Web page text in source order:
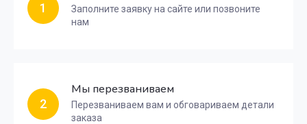
1
Заполните заявку на сайте или позвоните
нам
2
Мы перезваниваем
Перезваниваем вам и обговариваем детали
заказа